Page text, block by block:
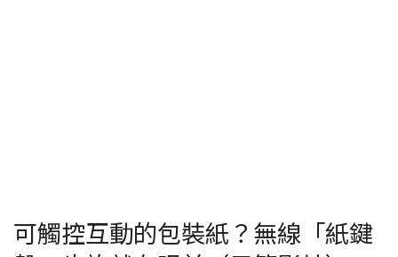
可觸控互動的包裝紙？無線「紙鍵